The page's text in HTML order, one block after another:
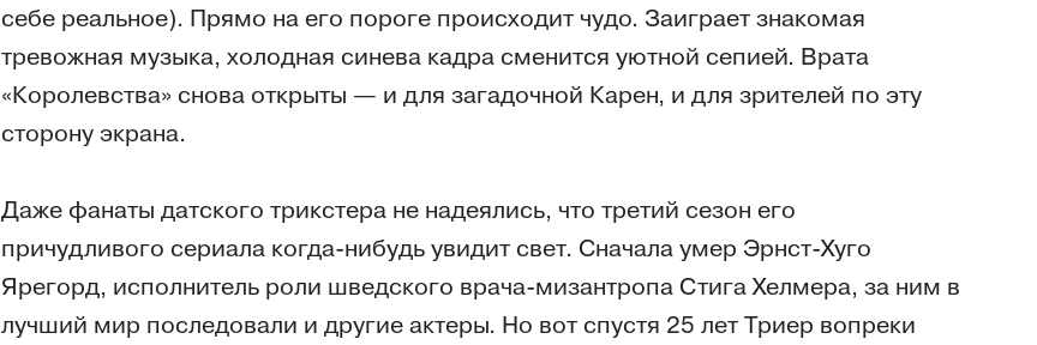
себе реальное). Прямо на его пороге происходит чудо. Заиграет знакомая
тревожная музыка, холодная синева кадра сменится уютной сепией. Врата
«Королевства» снова открыты — и для загадочной Карен, и для зрителей по эту
сторону экрана.
Даже фанаты датского трикстера не надеялись, что третий сезон его
причудливого сериала когда-нибудь увидит свет. Сначала умер Эрнст-Хуго
Ярегорд, исполнитель роли шведского врача-мизантропа Стига Хелмера, за ним в
лучший мир последовали и другие актеры. Но вот спустя 25 лет Триер вопреки